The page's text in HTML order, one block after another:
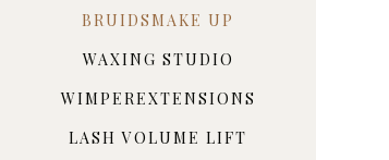
BRUIDSMAKE UP
WAXING STUDIO
WIMPEREXTENSIONS
LASH VOLUME LIFT